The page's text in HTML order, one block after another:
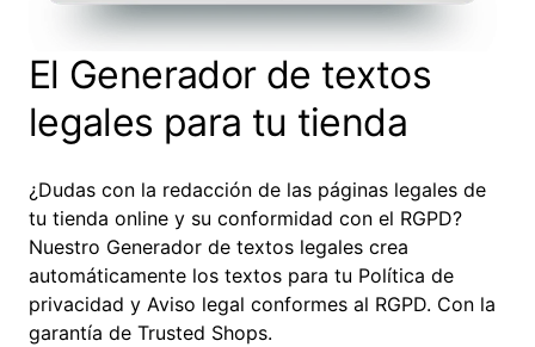
El Generador de textos
legales para tu tienda
¿Dudas con la redacción de las páginas legales de
tu tienda online y su conformidad con el RGPD?
Nuestro Generador de textos legales crea
automáticamente los textos para tu Política de
privacidad y Aviso legal conformes al RGPD. Con la
garantía de Trusted Shops.